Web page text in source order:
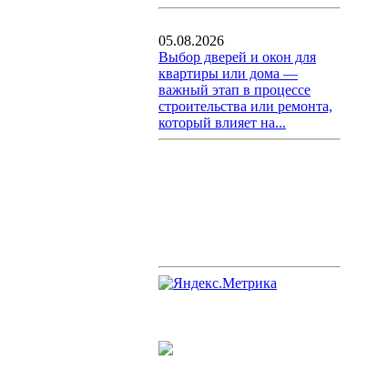
05.08.2026
Выбор дверей и окон для
квартиры или дома —
важный этап в процессе
строительства или ремонта,
который влияет на...